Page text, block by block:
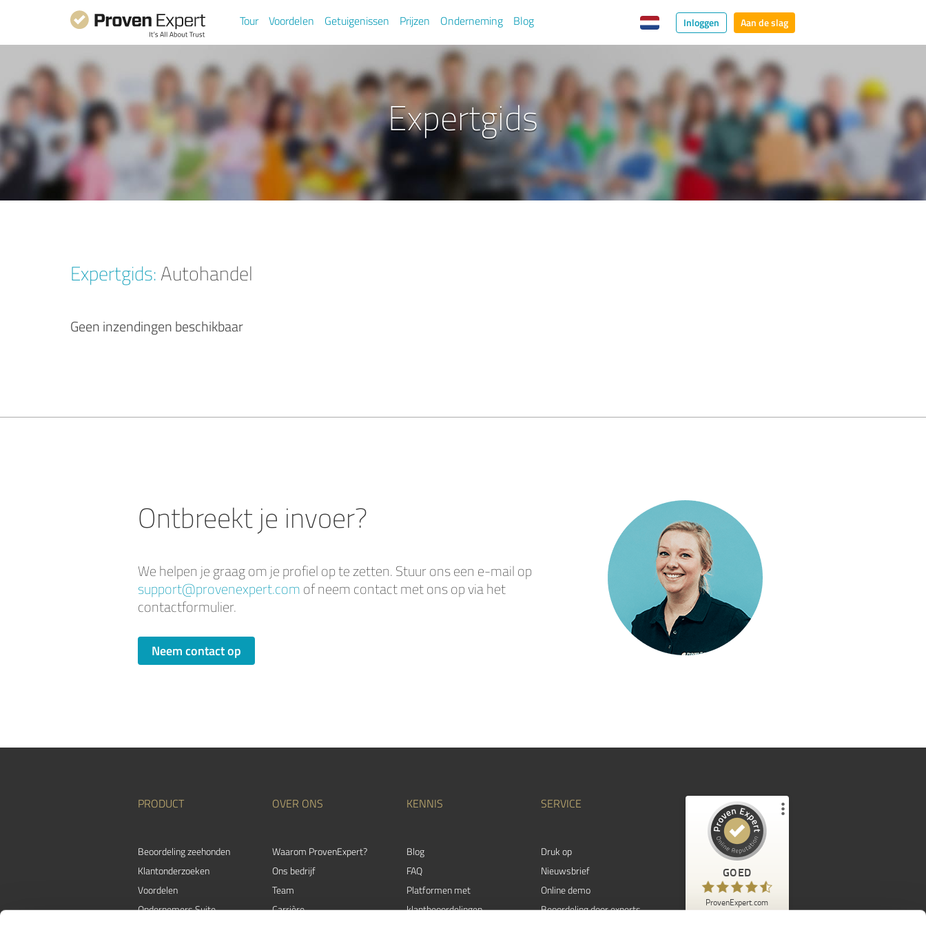
Tour Voordelen Getuigenissen Prijzen Onderneming Blog Inloggen Aan de slag
Expertgids
Expertgids: Autohandel
Geen inzendingen beschikbaar
Ontbreekt je invoer?
We helpen je graag om je profiel op te zetten. Stuur ons een e-mail op
support@provenexpert.com of neem contact met ons op via het
contactformulier.
Neem contact op
PRODUCT
Beoordeling zeehonden
Klantonderzoeken
Voordelen
Ondernemers Suite
OVER ONS
Waarom ProvenExpert?
Ons bedrijf
Team
Carrière
KENNIS
Blog
FAQ
Platformen met
klantbeoordelingen
SERVICE
Druk op
Nieuwsbrief
Online demo
Beoordeling door experts
GOED
ProvenExpert.com
Klantbeoordelingen en ervaringen voor
ProvenExpert.com
Aanbevolen op
ProvenExpert.com